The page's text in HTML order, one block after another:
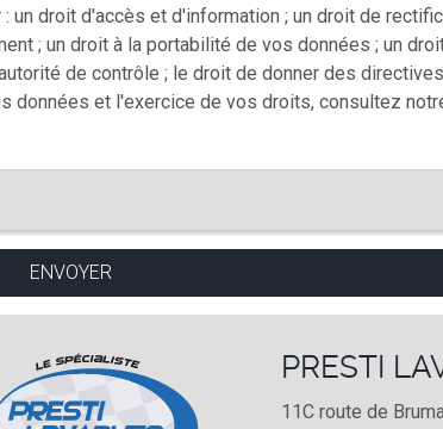
droit d'accès et d'information ; un droit de
; un droit à la portabilité de vos données ; un
de contrôle ; le droit de donner des
données et l'exercice de vos droits, consultez
PRESTI
11C route de